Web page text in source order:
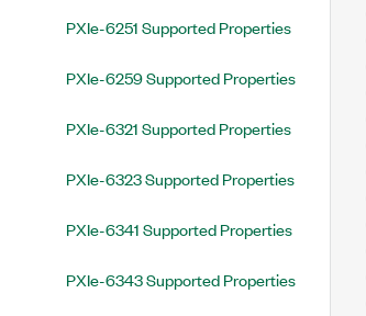
PXIe-6251 Supported Properties
PXIe-6259 Supported Properties
PXIe-6321 Supported Properties
PXIe-6323 Supported Properties
PXIe-6341 Supported Properties
PXIe-6343 Supported Properties